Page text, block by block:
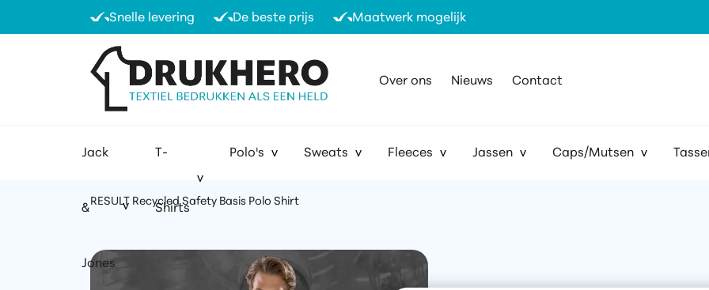
Snelle levering De beste prijs Maatwerk mogelijk
Over ons Nieuws Contact
Jack
&
Jones
T-
Shirts
Polo's Sweats Fleeces Jassen Caps/Mutsen
RESULT Recycled Safety Basis Polo Shirt